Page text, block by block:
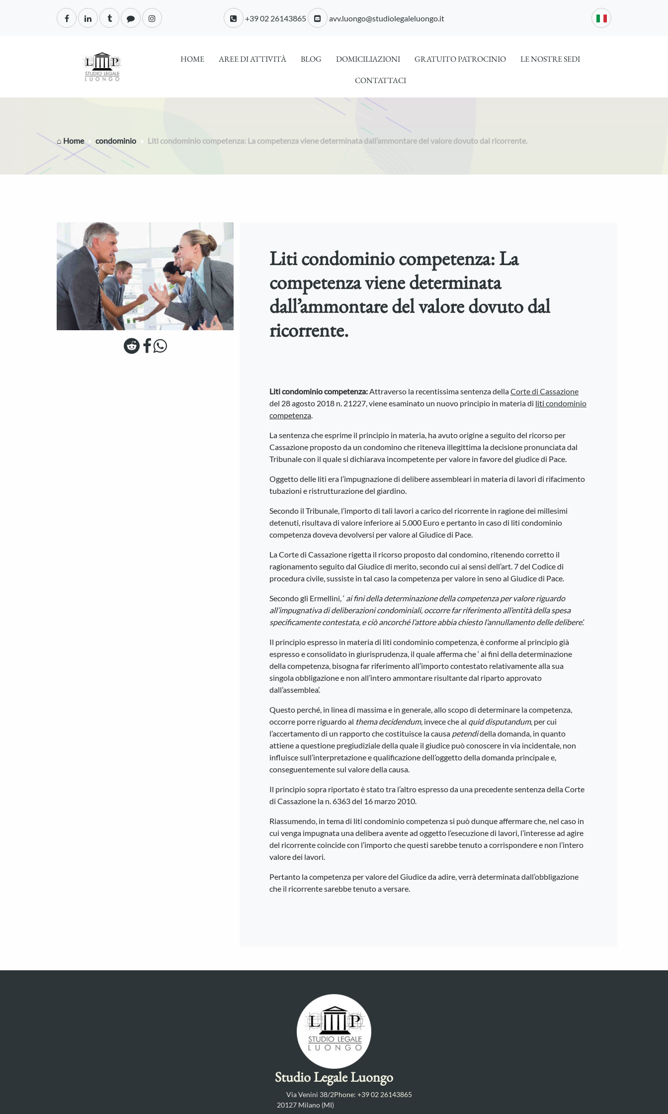
+39 02 26143865 avv.luongo@studiolegaleluongo.it
HOME AREE DI ATTIVITÀ BLOG DOMICILIAZIONI GRATUITO PATROCINIO LE NOSTRE SEDI
CONTATTACI
⌂ Home condominio Liti condominio competenza: La competenza viene determinata dall’ammontare del valore dovuto dal ricorrente.
Liti condominio competenza: La
competenza viene determinata
dall’ammontare del valore dovuto dal
ricorrente.
Liti condominio competenza:Attraverso la recentissima sentenza dellaCorte di Cassazione
del 28 agosto 2018 n. 21227, viene esaminato un nuovo principio in materia di liti condominio
competenza.
La sentenza che esprime il principio in materia, ha avuto origine a seguito del ricorso per
Cassazione proposto da un condomino che riteneva illegittima la decisione pronunciata dal
Tribunale con il quale si dichiarava incompetente per valore in favore del giudice di Pace.
Oggetto delle liti era l’impugnazione di delibere assembleari in materia di lavori di rifacimento
tubazioni e ristrutturazione del giardino.
Secondo il Tribunale, l’importo di tali lavori a carico del ricorrente in ragione dei millesimi
detenuti, risultava di valore inferiore ai 5.000 Euro e pertanto in caso di liti condominio
competenza doveva devolversi per valore al Giudice di Pace.
La Corte di Cassazione rigetta il ricorso proposto dal condomino, ritenendo corretto il
ragionamento seguito dal Giudice di merito, secondo cui ai sensi dell’art. 7 del Codice di
procedura civile, sussiste in tal caso la competenza per valore in seno al Giudice di Pace.
Secondo gli Ermellini, ‘ ai fini della determinazione della competenza per valore riguardo
all’impugnativa di deliberazioni condominiali, occorre far riferimento all’entità della spesa
specificamente contestata, e ciò ancorché l’attore abbia chiesto l’annullamento delle delibere’.
Il principio espresso in materia di liti condominio competenza, è conforme al principio già
espresso e consolidato in giurisprudenza, il quale afferma che ‘ ai fini della determinazione
della competenza, bisogna far riferimento all’importo contestato relativamente alla sua
singola obbligazione e non all’intero ammontare risultante dal riparto approvato
dall’assemblea’.
Questo perché, in linea di massima e in generale, allo scopo di determinare la competenza,
occorre porre riguardo al thema decidendum, invece che al quid disputandum, per cui
l’accertamento di un rapporto che costituisce la causa petendidella domanda, in quanto
attiene a questione pregiudiziale della quale il giudice può conoscere in via incidentale, non
influisce sull’interpretazione e qualificazione dell’oggetto della domanda principale e,
conseguentemente sul valore della causa.
Il principio sopra riportato è stato tra l’altro espresso da una precedente sentenza della Corte
di Cassazione la n. 6363 del 16 marzo 2010.
Riassumendo, in tema di liti condominio competenza si può dunque affermare che, nel caso in
cui venga impugnata una delibera avente ad oggetto l’esecuzione di lavori, l’interesse ad agire
del ricorrente coincide con l’importo che questi sarebbe tenuto a corrispondere e non l’intero
valore dei lavori.
Pertanto la competenza per valore del Giudice da adire, verrà determinata dall’obbligazione
che il ricorrente sarebbe tenuto a versare.
Studio Legale Luongo
Via Venini 38/2
20127 Milano (MI)
Phone: +39 02 26143865